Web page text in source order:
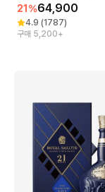
21 %64,900
4.9 (1787)
구매 5,200+